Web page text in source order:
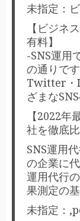
未指定：
【ビジネ
有料】
-SNS運用
の通りで
Twitter・
ざまな
【2022年
社を徹底
SNS運用
の企業に
運用代行
果測定の
未指定：